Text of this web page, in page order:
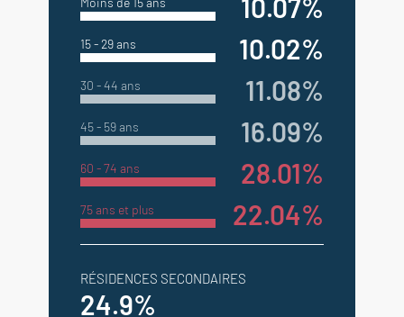
10.07%
15 - 29 ans 10.02%
30 - 44 ans 11.08%
45 - 59 ans 16.09%
60 - 74 ans 28.01%
75 ans et plus 22.04%
RÉSIDENCES SECONDAIRES
24.9%